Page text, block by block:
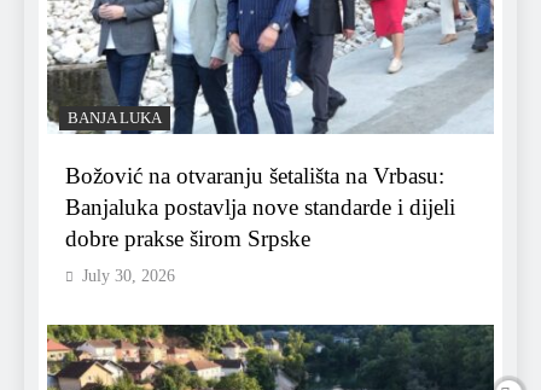
BANJA LUKA
Božović na otvaranju šetališta na Vrbasu:
Banjaluka postavlja nove standarde i dijeli
dobre prakse širom Srpske
July 30, 2026